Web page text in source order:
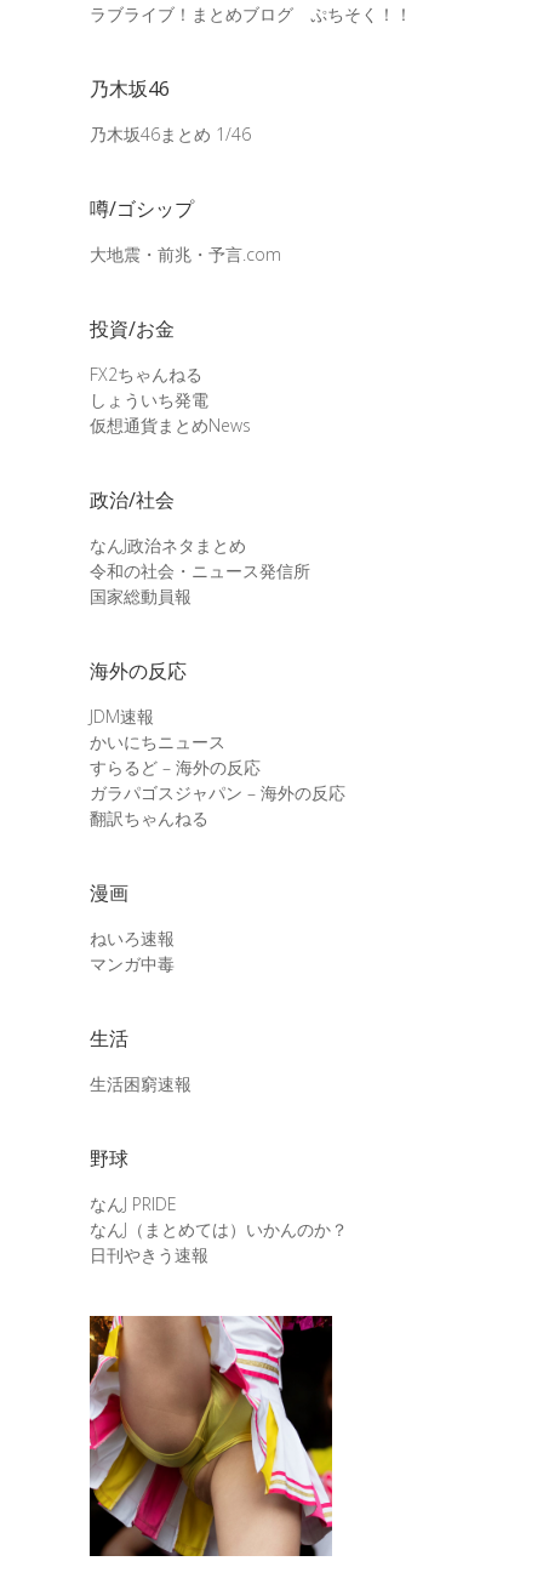
ラブライブ！まとめブログ ぷちそく！！
乃木坂46
乃木坂46まとめ 1/46
噂/ゴシップ
大地震・前兆・予言.com
投資/お金
FX2ちゃんねる
しょういち発電
仮想通貨まとめNews
政治/社会
なんJ政治ネタまとめ
令和の社会・ニュース発信所
国家総動員報
海外の反応
JDM速報
かいにちニュース
すらるど – 海外の反応
ガラパゴスジャパン – 海外の反応
翻訳ちゃんねる
漫画
ねいろ速報
マンガ中毒
生活
生活困窮速報
野球
なんJ PRIDE
なんJ（まとめては）いかんのか？
日刊やきう速報